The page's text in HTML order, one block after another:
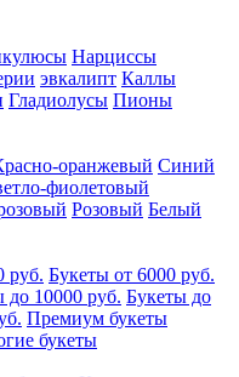
Нарциссы
эвкалипт Каллы
Гладиолусы Пионы
оранжевый Синий
фиолетовый
Розовый Белый
руб. Букеты от 6000 руб.
до 10000 руб. Букеты до
Премиум букеты
букеты